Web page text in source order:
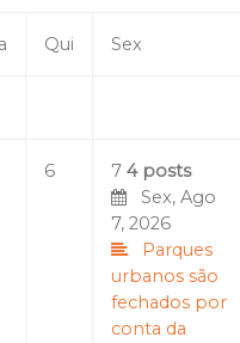
Qui Sex
6 7 4 posts
Sex, Ago
7, 2026
Parques
urbanos são
fechados por
conta da